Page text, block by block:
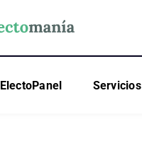
ElectoPanel Servicios